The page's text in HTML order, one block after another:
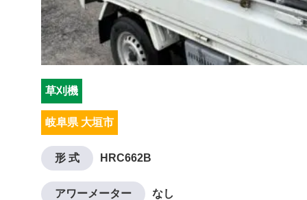
草刈機
岐阜県 大垣市
形 式 HRC662B
アワーメーター なし